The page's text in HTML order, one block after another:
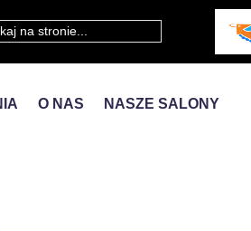
O NAS
NASZE SALONY